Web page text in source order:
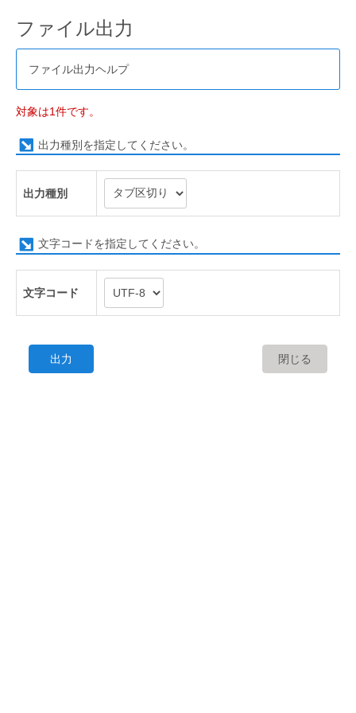
ファイル出力
ファイル出力ヘルプ
対象は1件です。
出力種別を指定してください。
出力種別
文字コードを指定してください。
文字コード